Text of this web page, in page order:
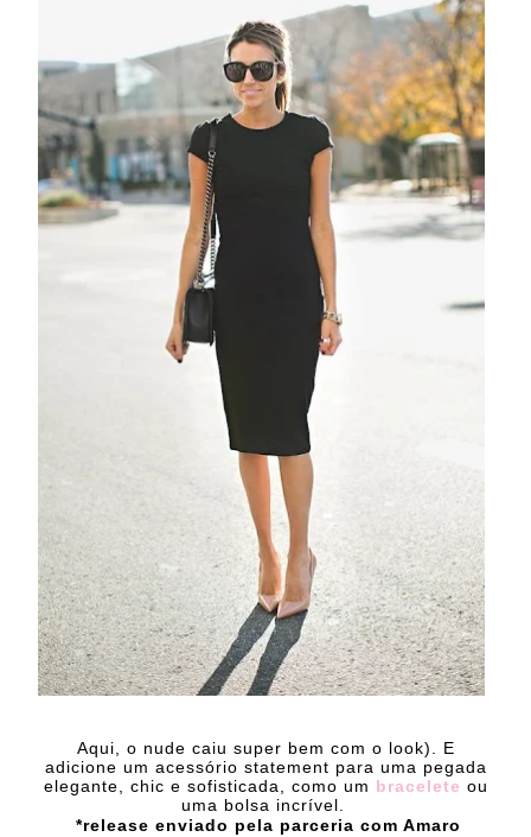
Aqui, o nude caiu super bem com o look). E
adicione um acessório statement para uma pegada
elegante, chic e sofisticada, como um bracelete ou
uma bolsa incrível.
*release enviado pela parceria com Amaro